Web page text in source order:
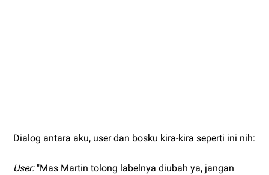
Dialog antara aku, user dan bosku kira-kira seperti ini nih:
User:"Mas Martin tolong labelnya diubah ya, jangan